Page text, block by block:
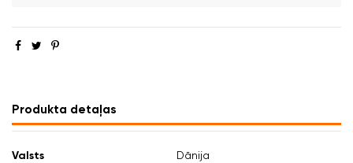
Produkta detaļas
Valsts Dānija